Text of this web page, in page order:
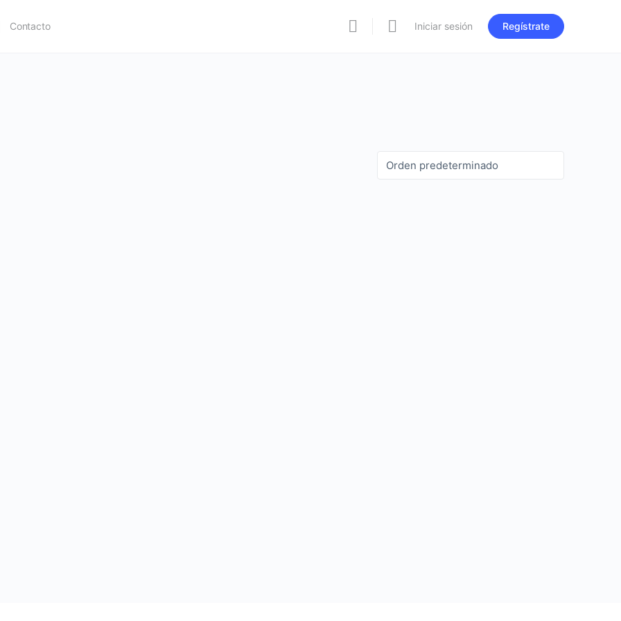
Contacto Iniciar sesión Regístrate